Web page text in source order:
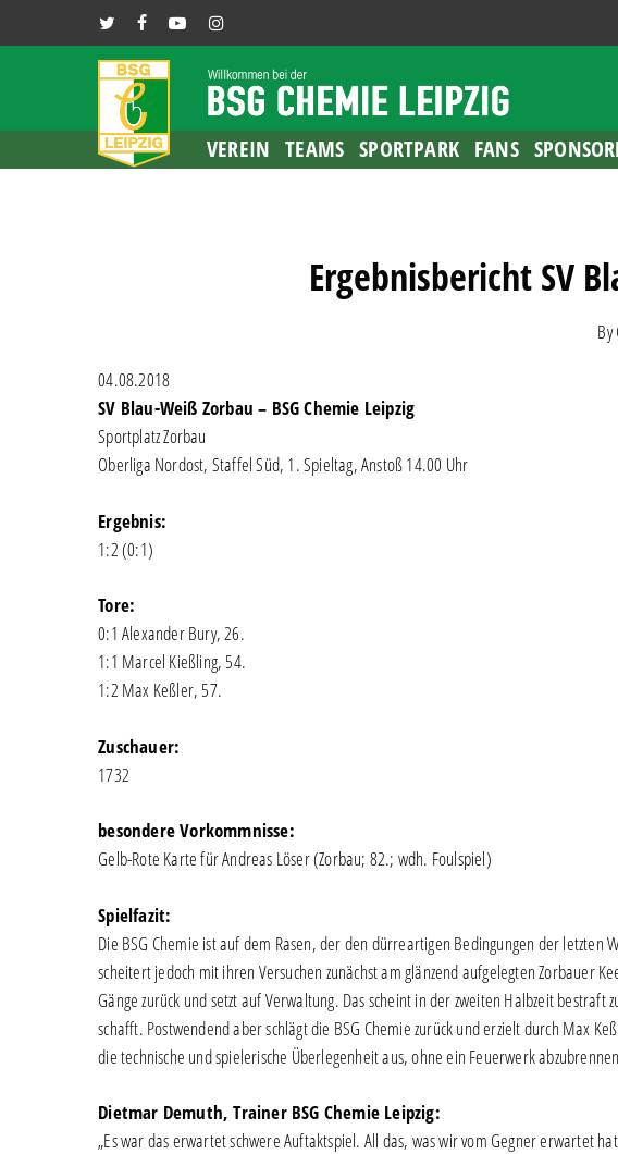
to
TWITTERFACEBOOKYOUTUBEINSTAGRAM
VEREIN TEAMS SPORTPARK FANS
Ergebnisbericht SV
By
04.08.2018
SV Blau-Weiß Zorbau – BSG Chemie Leipzig
Sportplatz Zorbau
Oberliga Nordost, Staffel Süd, 1. Spieltag, Anstoß 14.00 Uhr
Ergebnis:
1:2 (0:1)
Tore:
0:1 Alexander Bury, 26.
1:1 Marcel Kießling, 54.
1:2 Max Keßler, 57.
Zuschauer:
1732
besondere Vorkommnisse:
Gelb-Rote Karte für Andreas Löser (Zorbau; 82.; wdh. Foulspiel)
Spielfazit:
Die BSG Chemie ist auf dem Rasen, der den dürreartigen Bedingungen der letzten
scheitert jedoch mit ihren Versuchen zunächst am glänzend aufgelegten Zorbauer
Gänge zurück und setzt auf Verwaltung. Das scheint in der zweiten Halbzeit bestraft
schafft. Postwendend aber schlägt die BSG Chemie zurück und erzielt durch Max
die technische und spielerische Überlegenheit aus, ohne ein Feuerwerk
Dietmar Demuth, Trainer BSG Chemie Leipzig:
„Es war das erwartet schwere Auftaktspiel. All das, was wir vom Gegner erwartet